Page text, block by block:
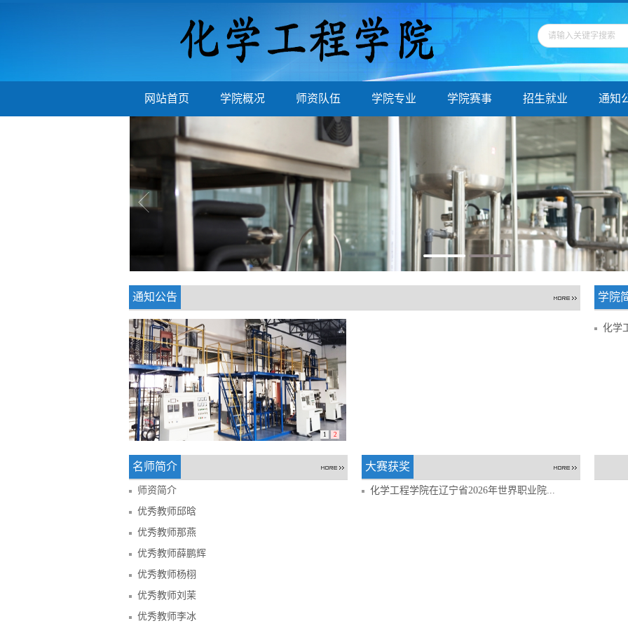
网站首页 学院概况 师资队伍 学院专业 学院赛事 招生就业 通知
通知公告
1 2
学院
化学
名师简介
师资简介
优秀教师邱晗
优秀教师那燕
优秀教师薛鹏辉
优秀教师杨栩
优秀教师刘茉
优秀教师李冰
大赛获奖
化学工程学院在辽宁省2026年世界职业院...